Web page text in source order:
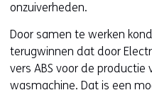
onzuiverheden.
Door samen te werken
terugwinnen dat door
vers ABS voor de
wasmachine. Dat is een